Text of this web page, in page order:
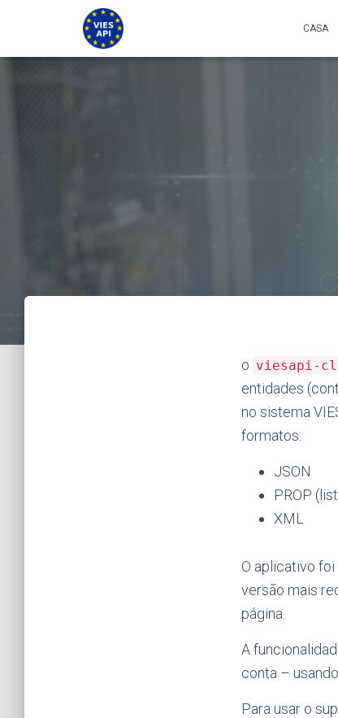
CASA
o viesapi-
entidades
no sistema
formatos:
JSON
PROP
XML
O aplicativo
versão mais
página.
A
conta –
Para usar o